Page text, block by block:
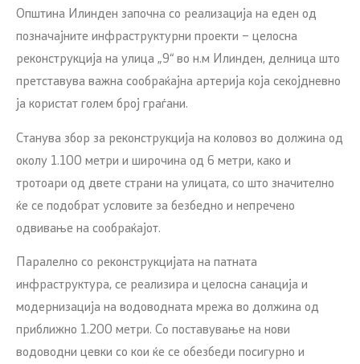
Општина Илинден започна со реализација на еден од
позначајните инфраструктурни проекти – целосна
реконструкција на улица „9“ во н.м Илинден, делница што
претставува важна сообраќајна артерија која секојдневно
ја користат голем број граѓани.
Станува збор за реконструкција на коловоз во должина од
околу 1.100 метри и широчина од 6 метри, како и
тротоари од двете страни на улицата, со што значително
ќе се подобрат условите за безбедно и непречено
одвивање на сообраќајот.
Паралелно со реконструкцијата на патната
инфраструктура, се реализира и целосна санација и
модернизација на водоводната мрежа во должина од
приближно 1.200 метри. Со поставување на нови
водоводни цевки со кои ќе се обезбеди посигурно и